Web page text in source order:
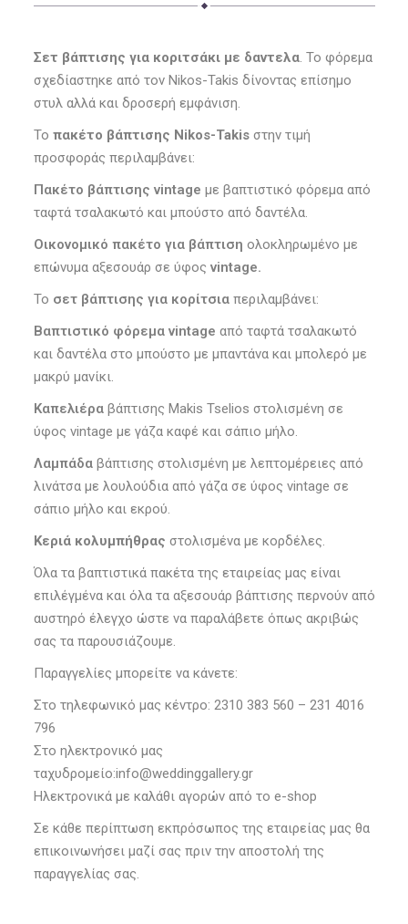
Σετ βάπτισης για κοριτσάκι με δαντελα. Το φόρεμα
σχεδίαστηκε από τον Nikos-Takis δίνοντας επίσημο
στυλ αλλά και δροσερή εμφάνιση.
Το πακέτο βάπτισης Nikos-Takisστην τιμή
προσφοράς περιλαμβάνει:
Πακέτο βάπτισης vintage με βαπτιστικό φόρεμα από
ταφτά τσαλακωτό και μπούστο από δαντέλα.
Οικονομικό πακέτο για βάπτιση ολοκληρωμένο με
επώνυμα αξεσουάρ σε ύφος vintage.
Το σετ βάπτισης για κορίτσιαπεριλαμβάνει:
Βαπτιστικό φόρεμα vintage από ταφτά τσαλακωτό
και δαντέλα στο μπούστο με μπαντάνα και μπολερό με
μακρύ μανίκι.
Καπελιέραβάπτισης Makis Tselios στολισμένη σε
ύφος vintage με γάζα καφέ και σάπιο μήλο.
Λαμπάδαβάπτισης στολισμένη με λεπτομέρειες από
λινάτσα με λουλούδια από γάζα σε ύφος vintage σε
σάπιο μήλο και εκρού.
Κεριά κολυμπήθρας στολισμένα με κορδέλες.
Όλα τα βαπτιστικά πακέτα της εταιρείας μας είναι
επιλέγμένα και όλα τα αξεσουάρ βάπτισης περνούν από
αυστηρό έλεγχο ώστε να παραλάβετε όπως ακριβώς
σας τα παρουσιάζουμε.
Παραγγελίες μπορείτε να κάνετε:
Στο τηλεφωνικό μας κέντρο: 2310 383 560 – 231 4016
796
Στο ηλεκτρονικό μας
ταχυδρομείο:info@weddinggallery.gr
Ηλεκτρονικά με καλάθι αγορών από το e-shop
Σε κάθε περίπτωση εκπρόσωπος της εταιρείας μας θα
επικοινωνήσει μαζί σας πριν την αποστολή της
παραγγελίας σας.